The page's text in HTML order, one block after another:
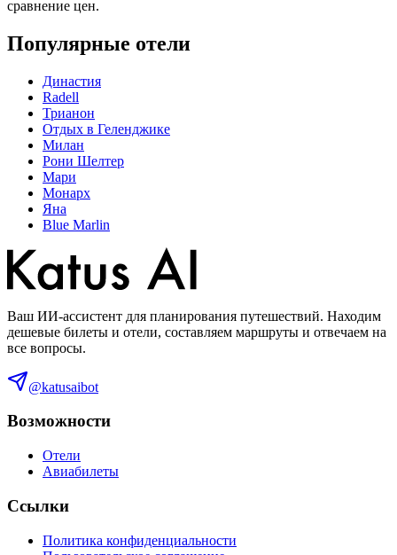
сравнение цен.
Популярные отели
Династия
Radell
Трианон
Отдых в Геленджике
Милан
Рони Шелтер
Мари
Монарх
Яна
Blue Marlin
Ваш ИИ-ассистент для планирования путешествий. Находим
дешевые билеты и отели, составляем маршруты и отвечаем на
все вопросы.
@katusaibot
Возможности
Отели
Авиабилеты
Ссылки
Политика конфиденциальности